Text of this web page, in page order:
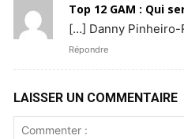
Top 12 GAM : Qui
[…] Danny
Répondre
LAISSER UN COMMENTAIRE